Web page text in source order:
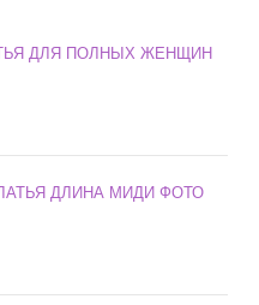
ДЛЯ ПОЛНЫХ ЖЕНЩИН
ДЛИНА МИДИ ФОТО